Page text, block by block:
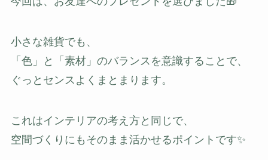
小さな雑貨でも、
「色」と「素材」のバランスを意識することで、
ぐっとセンスよくまとまります。
これはインテリアの考え方と同じで、
空間づくりにもそのまま活かせるポイントです✨